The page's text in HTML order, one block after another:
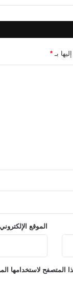
بـ *
الموقع الإلكتروني
المتصفح لاستخدامها